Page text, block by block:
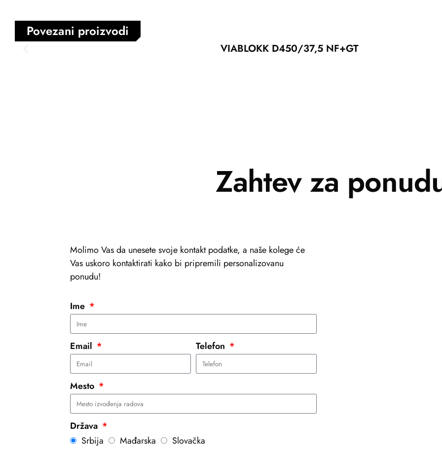
Povezani proizvodi
VIABLOKK D450/37,5 NF+GT
Zahtev za
Molimo Vas da unesete svoje kontakt podatke, a naše kolege će
Vas uskoro kontaktirati kako bi pripremili personalizovanu
ponudu!
Ime
Email Telefon
Mesto
Država
Srbija
Mađarska
Slovačka